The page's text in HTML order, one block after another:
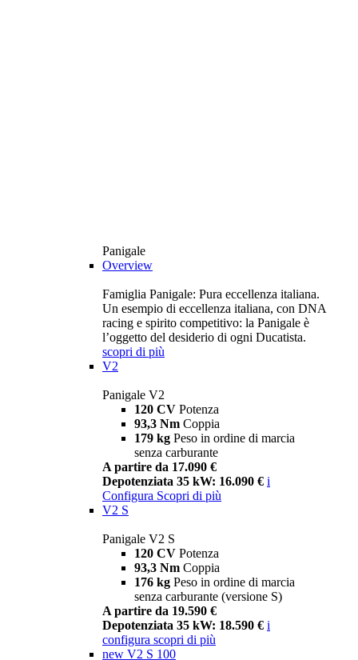
Panigale
Overview
Famiglia Panigale: Pura eccellenza italiana.
Un esempio di eccellenza italiana, con DNA
racing e spirito competitivo: la Panigale è
l’oggetto del desiderio di ogni Ducatista.
scopri di più
V2
Panigale V2
120 CV Potenza
93,3 Nm Coppia
179 kg Peso in ordine di marcia
senza carburante
A partire da 17.090 €
Depotenziata 35 kW: 16.090 € i
Configura Scopri di più
V2 S
Panigale V2 S
120 CV Potenza
93,3 Nm Coppia
176 kg Peso in ordine di marcia
senza carburante (versione S)
A partire da 19.590 €
Depotenziata 35 kW: 18.590 € i
configura scopri di più
new V2 S 100